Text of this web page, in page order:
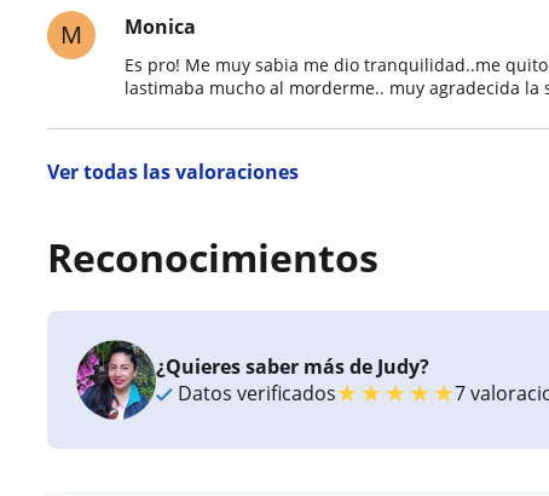
M Monica
Es pro! Me muy sabia me dio tranquilidad..me
lastimaba mucho al morderme.. muy agradecida la
Ver todas las valoraciones
Reconocimientos
¿Quieres saber más de Judy?
Datos verificados★★★★★7